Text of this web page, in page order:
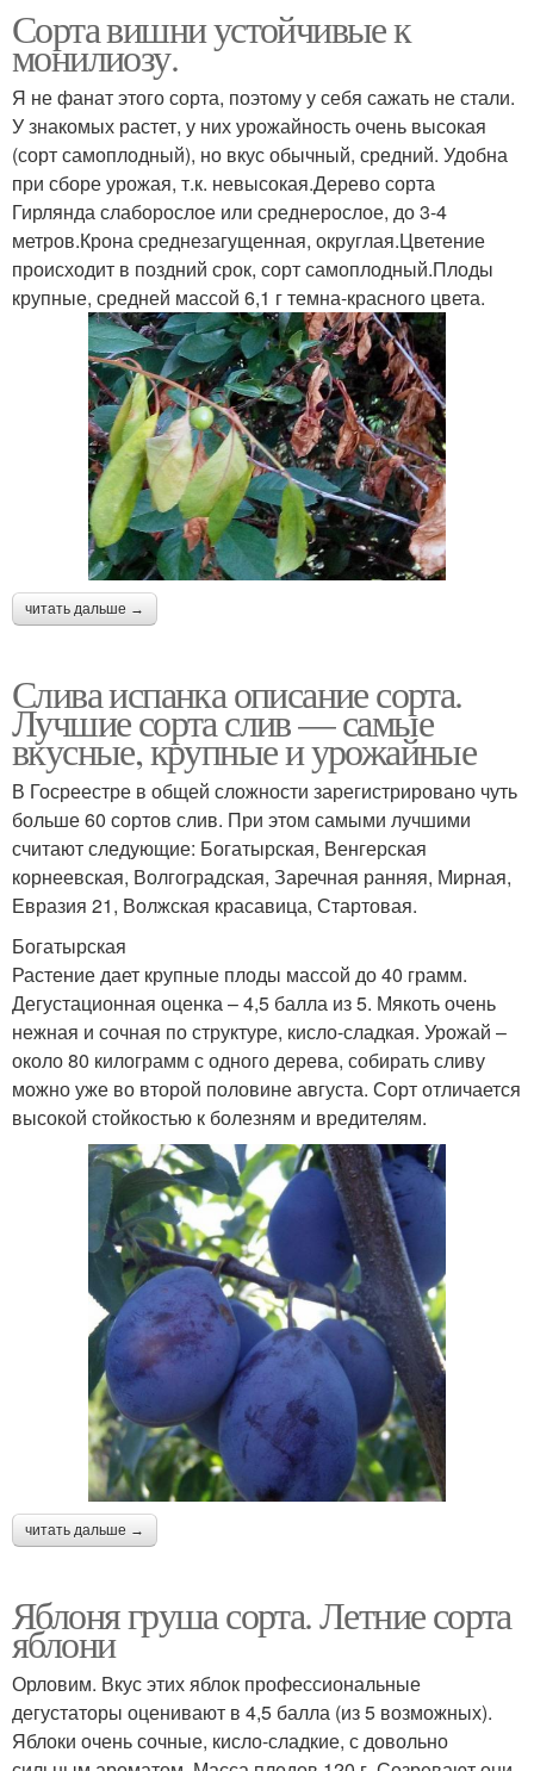
Сорта вишни устойчивые к
монилиозу.
Я не фанат этого сорта, поэтому у себя сажать не стали.
У знакомых растет, у них урожайность очень высокая
(сорт самоплодный), но вкус обычный, средний. Удобна
при сборе урожая, т.к. невысокая.Дерево сорта
Гирлянда слаборослое или среднерослое, до 3-4
метров.Крона среднезагущенная, округлая.Цветение
происходит в поздний срок, сорт самоплодный.Плоды
крупные, средней массой 6,1 г темна-красного цвета.
читать дальше →
Слива испанка описание сорта.
Лучшие сорта слив — самые
вкусные, крупные и урожайные
В Госреестре в общей сложности зарегистрировано чуть
больше 60 сортов слив. При этом самыми лучшими
считают следующие: Богатырская, Венгерская
корнеевская, Волгоградская, Заречная ранняя, Мирная,
Евразия 21, Волжская красавица, Стартовая.
Богатырская
Растение дает крупные плоды массой до 40 грамм.
Дегустационная оценка – 4,5 балла из 5. Мякоть очень
нежная и сочная по структуре, кисло-сладкая. Урожай –
около 80 килограмм с одного дерева, собирать сливу
можно уже во второй половине августа. Сорт отличается
высокой стойкостью к болезням и вредителям.
читать дальше →
Яблоня груша сорта. Летние сорта
яблони
Орловим. Вкус этих яблок профессиональные
дегустаторы оценивают в 4,5 балла (из 5 возможных).
Яблоки очень сочные, кисло-сладкие, с довольно